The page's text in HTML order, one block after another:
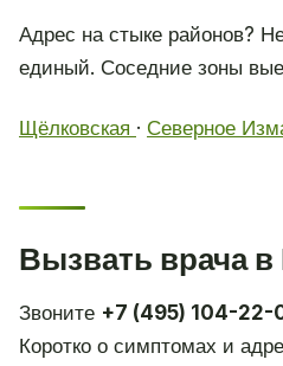
Адрес на стыке районов?
единый. Соседние зоны
Щёлковская · Северное
Вызвать врача
Звоните +7 (495) 104-22-
Коротко о симптомах и